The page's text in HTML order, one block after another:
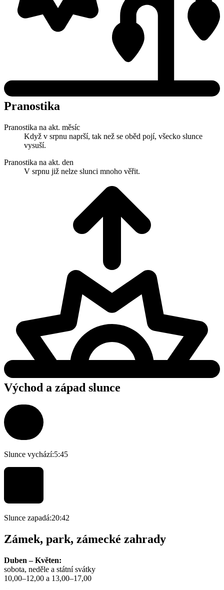
Pranostika
Pranostika na akt. měsíc
Když v srpnu naprší, tak než se oběd pojí, všecko slunce
vysuší.
Pranostika na akt. den
V srpnu již nelze slunci mnoho věřit.
Východ a západ slunce
Slunce vychází:5:45
Slunce zapadá:20:42
Zámek, park, zámecké zahrady
Duben – Květen:
sobota, neděle a státní svátky
10,00–12,00 a 13,00–17,00